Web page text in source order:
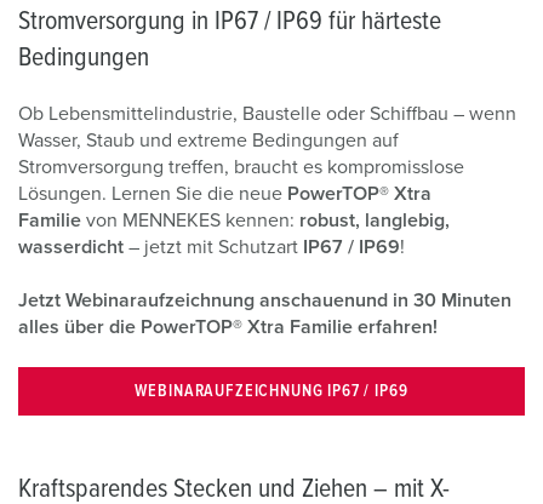
Stromversorgung in IP67 / IP69 für härteste
Bedingungen
Ob Lebensmittelindustrie, Baustelle oder Schiffbau – wenn
Wasser, Staub und extreme Bedingungen auf
Stromversorgung treffen, braucht es kompromisslose
Lösungen. Lernen Sie die neue PowerTOP® Xtra
Familie von MENNEKES kennen: robust, langlebig,
wasserdicht – jetzt mit Schutzart IP67 / IP69!
Jetzt Webinaraufzeichnung anschauenund in 30 Minuten
alles über die PowerTOP® Xtra Familie erfahren!
WEBINARAUFZEICHNUNG IP67 / IP69
Kraftsparendes Stecken und Ziehen – mit X-